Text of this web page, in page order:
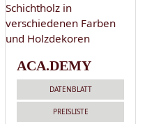
ACA.DEMY
DATENBLATT
PREISLISTE